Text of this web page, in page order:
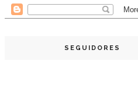
SEGUIDORES